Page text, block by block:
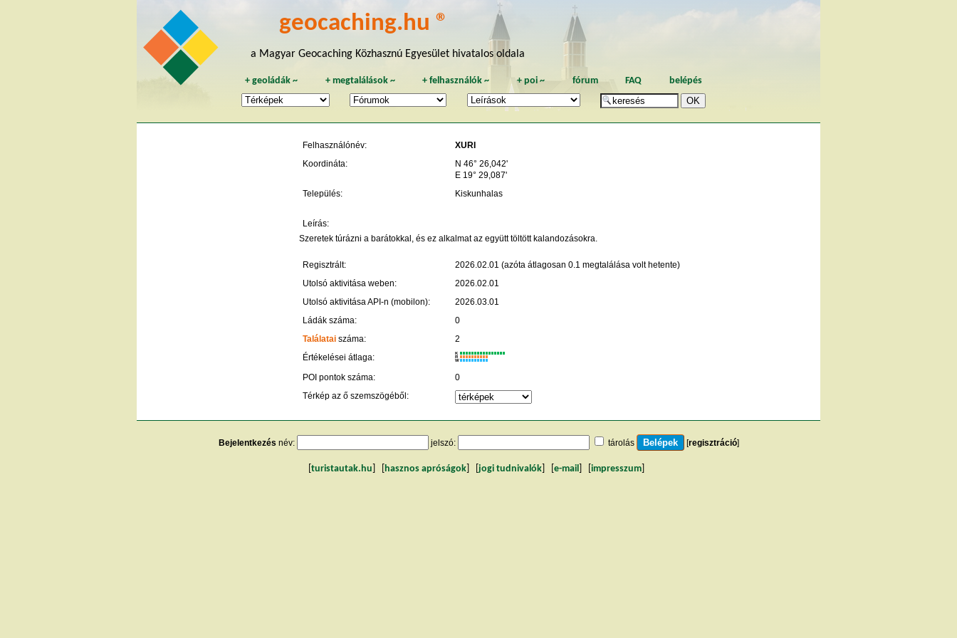
geocaching.hu ®
a Magyar Geocaching Közhasznú Egyesület hivatalos oldala
+geoládák ~ + megtalálások~ +felhasználók ~ + poi~ fórum FAQ belépés
Felhasználónév:
XURI
Koordináta:
N 46° 26,042'
E 19° 29,087'
Település:
Kiskunhalas
Leírás:
Szeretek túrázni a barátokkal, és ez alkalmat az együtt töltött kalandozásokra.
Regisztrált:
2026.02.01 (azóta átlagosan 0.1 megtalálása volt hetente)
Utolsó aktivitása weben:
2026.02.01
Utolsó aktivitása API-n (mobilon):
2026.03.01
Ládák száma:
0
Találatai száma:
2
Értékelései átlaga:
K
R
W
POI pontok száma:
0
Térkép az ő szemszögéből:
Bejelentkezés név: jelszó: tárolás [regisztráció]
turistautak.hu hasznos apróságok jogi tudnivalók e-mail impresszum